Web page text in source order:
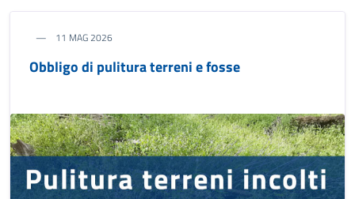
11 MAG 2026
Obbligo di pulitura terreni e fosse